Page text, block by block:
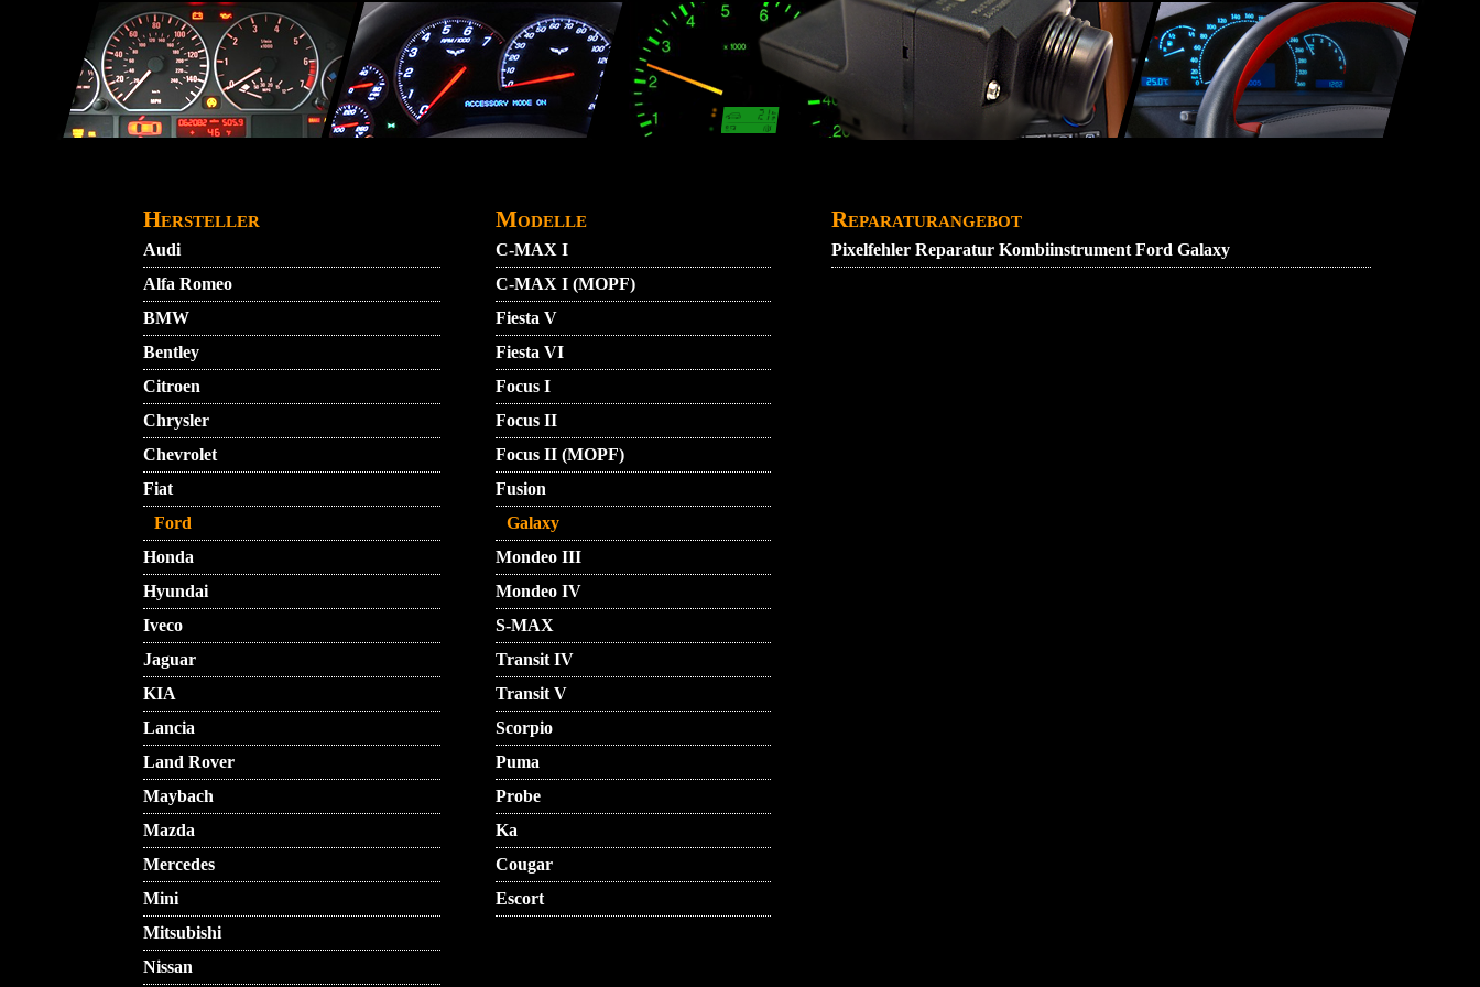
Hersteller
Audi
Alfa Romeo
BMW
Bentley
Citroen
Chrysler
Chevrolet
Fiat
Ford
Honda
Hyundai
Iveco
Jaguar
KIA
Lancia
Land Rover
Maybach
Mazda
Mercedes
Mini
Mitsubishi
Nissan
Modelle
C-MAX I
C-MAX I (MOPF)
Fiesta V
Fiesta VI
Focus I
Focus II
Focus II (MOPF)
Fusion
Galaxy
Mondeo III
Mondeo IV
S-MAX
Transit IV
Transit V
Scorpio
Puma
Probe
Ka
Cougar
Escort
Reparaturangebot
Pixelfehler Reparatur Kombiinstrument Ford Galaxy